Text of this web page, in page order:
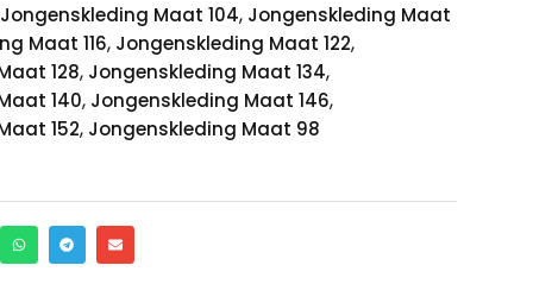
Jongenskleding Maat 104, Jongenskleding Maat
Maat 116, Jongenskleding Maat 122,
128, Jongenskleding Maat 134,
140, Jongenskleding Maat 146,
152, Jongenskleding Maat 98